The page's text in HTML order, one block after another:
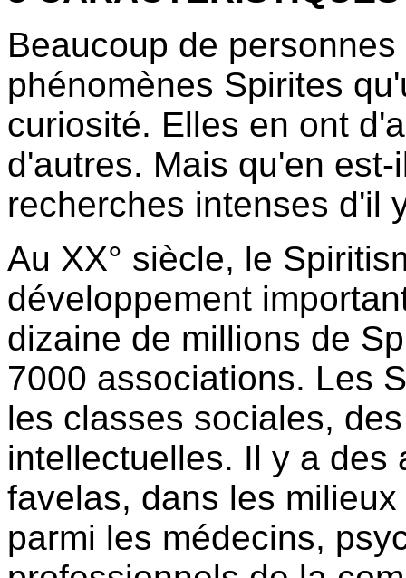
Beaucoup de
phénomènes Spirites
curiosité. Elles en ont
d'autres. Mais qu'en
recherches intenses d'il
Au XX° siècle, le
développement
dizaine de millions de
7000 associations. Les
les classes sociales,
intellectuelles. Il y a des
favelas, dans les
parmi les médecins,